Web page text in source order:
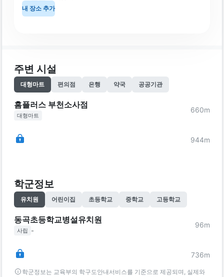
내 장소 추가
주변 시설
대형마트 편의점 은행 약국 공공기관
홈플러스 부천소사점
대형마트
660m
944m
학군정보
유치원 어린이집 초등학교 중학교 고등학교
동곡초등학교병설유치원
사립 -
96m
736m
학군정보는 교육부의 학구도안내서비스를 기준으로 제공되며, 실제와